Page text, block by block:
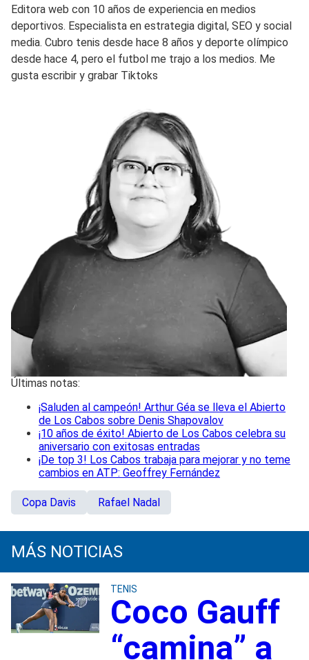
Editora web con 10 años de experiencia en medios
deportivos. Especialista en estrategia digital, SEO y social
media. Cubro tenis desde hace 8 años y deporte olímpico
desde hace 4, pero el futbol me trajo a los medios. Me
gusta escribir y grabar Tiktoks
Últimas notas:
¡Saluden al campeón! Arthur Géa se lleva el Abierto
de Los Cabos sobre Denis Shapovalov
¡10 años de éxito! Abierto de Los Cabos celebra su
aniversario con exitosas entradas
¡De top 3! Los Cabos trabaja para mejorar y no teme
cambios en ATP: Geoffrey Fernández
Copa Davis Rafael Nadal
MÁS NOTICIAS
TENIS
Coco Gauff
“camina” a